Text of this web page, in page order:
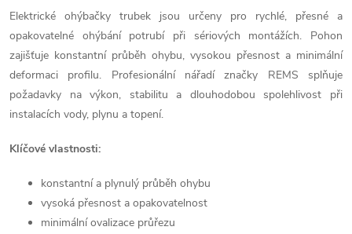
Elektrické ohýbačky trubek jsou určeny pro rychlé, přesné a
opakovatelné ohýbání potrubí při sériových montážích. Pohon
zajišťuje konstantní průběh ohybu, vysokou přesnost a minimální
deformaci profilu. Profesionální nářadí značky REMS splňuje
požadavky na výkon, stabilitu a dlouhodobou spolehlivost při
instalacích vody, plynu a topení.
Klíčové vlastnosti:
konstantní a plynulý průběh ohybu
vysoká přesnost a opakovatelnost
minimální ovalizace průřezu